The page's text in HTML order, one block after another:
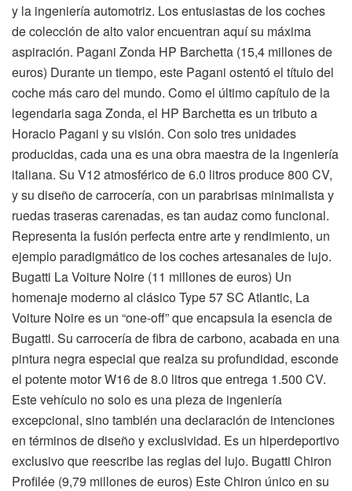
y la ingeniería automotriz. Los entusiastas de los coches
de colección de alto valor encuentran aquí su máxima
aspiración. Pagani Zonda HP Barchetta (15,4 millones de
euros) Durante un tiempo, este Pagani ostentó el título del
coche más caro del mundo. Como el último capítulo de la
legendaria saga Zonda, el HP Barchetta es un tributo a
Horacio Pagani y su visión. Con solo tres unidades
producidas, cada una es una obra maestra de la ingeniería
italiana. Su V12 atmosférico de 6.0 litros produce 800 CV,
y su diseño de carrocería, con un parabrisas minimalista y
ruedas traseras carenadas, es tan audaz como funcional.
Representa la fusión perfecta entre arte y rendimiento, un
ejemplo paradigmático de los coches artesanales de lujo.
Bugatti La Voiture Noire (11 millones de euros) Un
homenaje moderno al clásico Type 57 SC Atlantic, La
Voiture Noire es un “one-off” que encapsula la esencia de
Bugatti. Su carrocería de fibra de carbono, acabada en una
pintura negra especial que realza su profundidad, esconde
el potente motor W16 de 8.0 litros que entrega 1.500 CV.
Este vehículo no solo es una pieza de ingeniería
excepcional, sino también una declaración de intenciones
en términos de diseño y exclusividad. Es un hiperdeportivo
exclusivo que reescribe las reglas del lujo. Bugatti Chiron
Profilée (9,79 millones de euros) Este Chiron único en su